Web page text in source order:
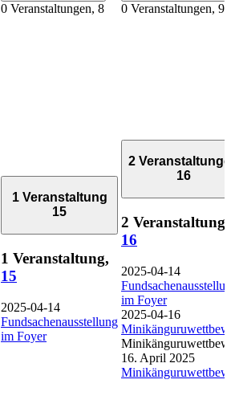
0 Veranstaltungen, 8 0 Veranstaltungen, 9
1 Veranstaltung
15
1 Veranstaltung,
15
2025-04-14
Fundsachenausstellung
im Foyer
2
16
2
16
2025-04-14
im Foyer
2025-04-16
16. April 2025